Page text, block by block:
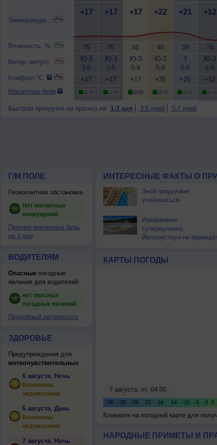
Температура
Влажность, %
Ветер, метр/с
Комфорт,°C
Магнитные бури
+17
75
Ю-З
2-5
+17
+17
75
Ю-З
2-5
+17
+17
61
Ю-З
5-9
+17
+22
40
Ю-З
5-9
+25
+21
39
З
5-9
+25
+12
76
Ю-З
2-5
+12
Быстрая прокрутка на прогноз на 1-3 дня 3-5 дней 5-7 дней
Г/М ПОЛЕ
Геомагнитная обстановка
Нет магнитных
возмущений
Прогноз магнитных бурь
на 3 дня
ВОДИТЕЛЯМ
Опасныепогодные
явления для водителей
нет опасных
погодных явлений
Подробный автопрогноз
ЗДОРОВЬЕ
Предупреждения для
метеочувствительных
6 августа, Ночь
Возможны
недомогания
6 августа, День
Возможны
недомогания
7 августа, Ночь
ИНТЕРЕСНЫЕ ФАКТЫ О
Зной продолжит
усиливаться
Извержение
супервулкана
Йеллоустоун не
КАРТЫ ПОГОДЫ
Кликните на погодной карте для
НАРОДНЫЕ ПРИМЕТЫ И